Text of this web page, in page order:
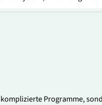
Programme,